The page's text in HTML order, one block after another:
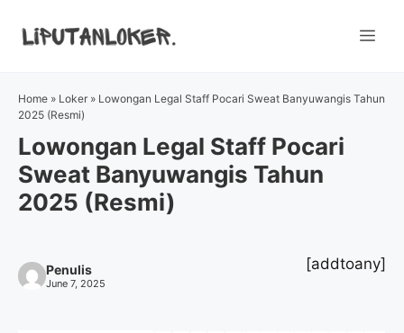
Home » Loker » Lowongan Legal Staff Pocari Sweat Banyuwangis Tahun
2025 (Resmi)
Lowongan Legal Staff Pocari
Sweat Banyuwangis Tahun
2025 (Resmi)
Penulis
June 7, 2025
[addtoany]